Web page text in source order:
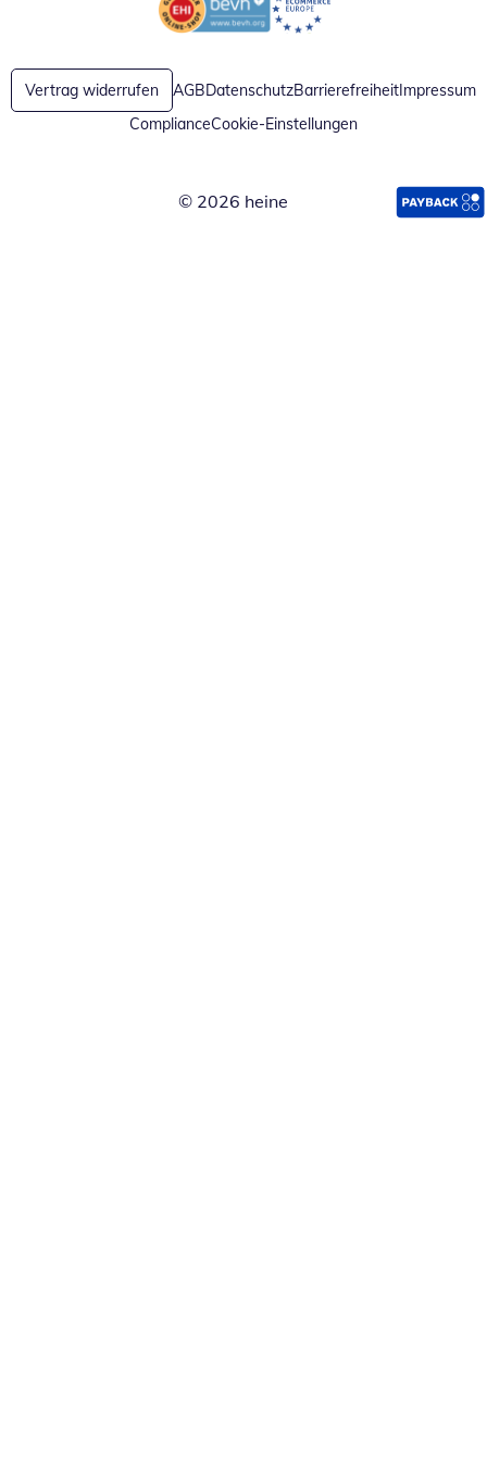
Öffnet in neuem FensterÖffnet in neuem Fenster
Vertrag widerrufen AGBDatenschutzBarrierefreiheit Impressum
ComplianceCookie-Einstellungen
© 2026 heine